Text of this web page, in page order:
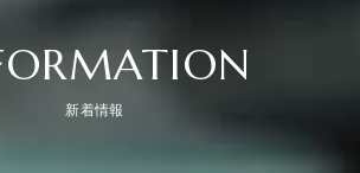
新着情報